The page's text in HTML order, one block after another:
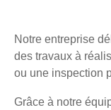
Notre entreprise
des travaux à
ou une inspection
Grâce à notre